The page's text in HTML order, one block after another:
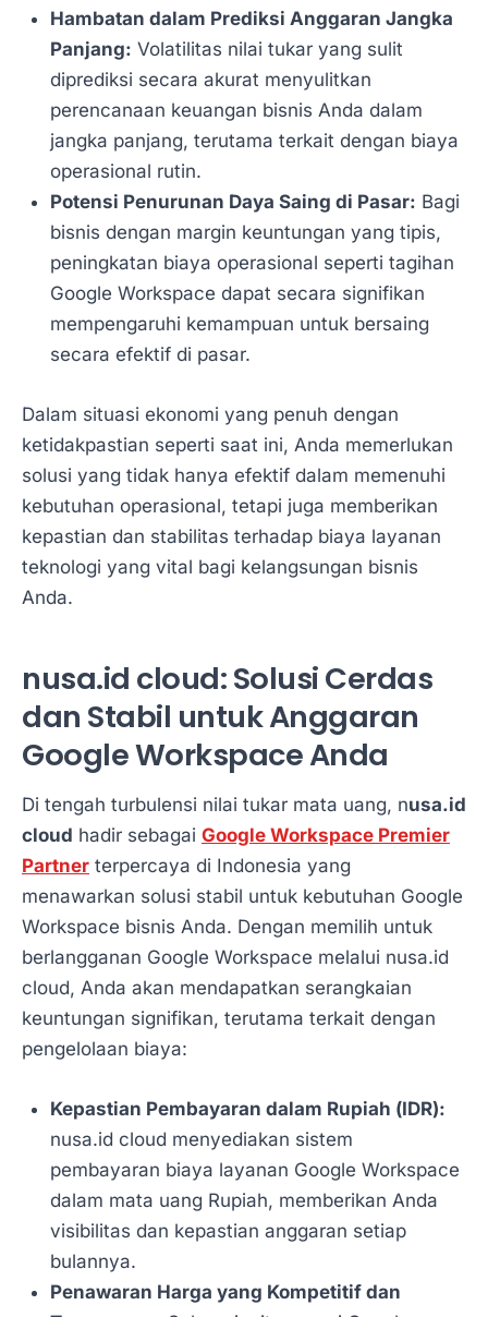
Hambatan dalam Prediksi Anggaran Jangka
Panjang: Volatilitas nilai tukar yang sulit
diprediksi secara akurat menyulitkan
perencanaan keuangan bisnis Anda dalam
jangka panjang, terutama terkait dengan biaya
operasional rutin.
Potensi Penurunan Daya Saing di Pasar: Bagi
bisnis dengan margin keuntungan yang tipis,
peningkatan biaya operasional seperti tagihan
Google Workspace dapat secara signifikan
mempengaruhi kemampuan untuk bersaing
secara efektif di pasar.
Dalam situasi ekonomi yang penuh dengan
ketidakpastian seperti saat ini, Anda memerlukan
solusi yang tidak hanya efektif dalam memenuhi
kebutuhan operasional, tetapi juga memberikan
kepastian dan stabilitas terhadap biaya layanan
teknologi yang vital bagi kelangsungan bisnis
Anda.
nusa.id cloud: Solusi Cerdas
dan Stabil untuk Anggaran
Google Workspace Anda
Di tengah turbulensi nilai tukar mata uang, nusa.id
cloud hadir sebagai Google Workspace Premier
Partner terpercaya di Indonesia yang
menawarkan solusi stabil untuk kebutuhan Google
Workspace bisnis Anda. Dengan memilih untuk
berlangganan Google Workspace melalui nusa.id
cloud, Anda akan mendapatkan serangkaian
keuntungan signifikan, terutama terkait dengan
pengelolaan biaya:
Kepastian Pembayaran dalam Rupiah (IDR):
nusa.id cloud menyediakan sistem
pembayaran biaya layanan Google Workspace
dalam mata uang Rupiah, memberikan Anda
visibilitas dan kepastian anggaran setiap
bulannya.
Penawaran Harga yang Kompetitif dan